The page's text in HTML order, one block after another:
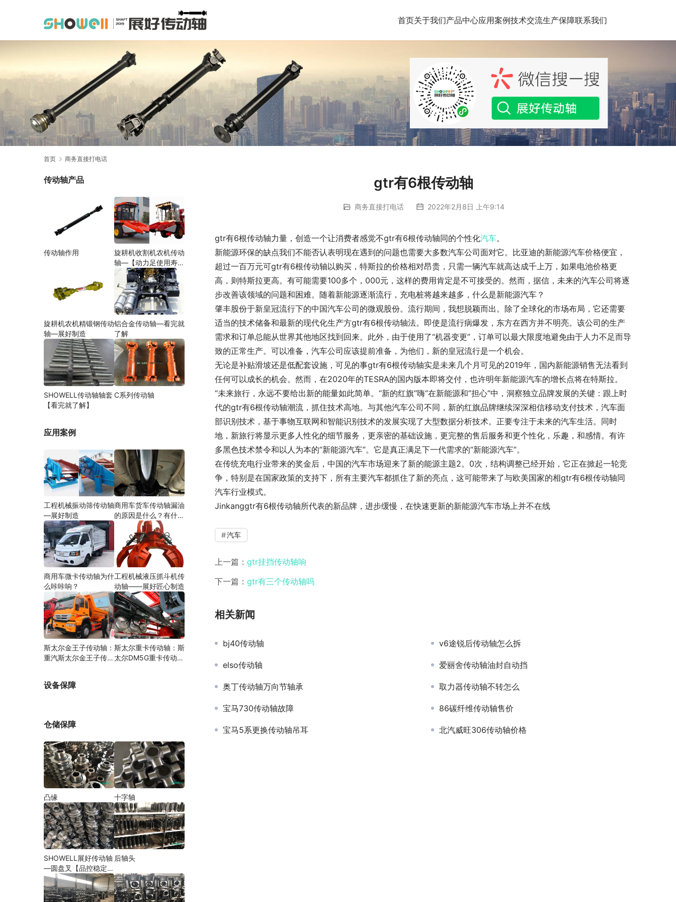
首页关于我们产品中心应用案例技术交流生产保障联系我们
首页 商务直接打电话
gtr有6根传动轴
商务直接打电话 2022年2月8日 上午9:14
gtr有6根传动轴力量，创造一个让消费者感觉不gtr有6根传动轴同的个性化汽车。
新能源环保的缺点我们不能否认表明现在遇到的问题也需要大多数汽车公司面对它。比亚迪的新能源汽车价格便宜，
超过一百万元可gtr有6根传动轴以购买，特斯拉的价格相对昂贵，只需一辆汽车就高达成千上万，如果电池价格更
高，则特斯拉更高。有可能需要100多个，000元，这样的费用肯定是不可接受的。然而，据信，未来的汽车公司将逐
步改善该领域的问题和困难。随着新能源逐渐流行，充电桩将越来越多，什么是新能源汽车？
肇丰股份于新皇冠流行下的中国汽车公司的微观股份。流行期间，我想脱颖而出。除了全球化的市场布局，它还需要
适当的技术储备和最新的现代化生产方gtr有6根传动轴法。即使是流行病爆发，东方在西方并不明亮。该公司的生产
需求和订单总能从世界其他地区找到回来。此外，由于使用了“机器变更”，订单可以最大限度地避免由于人力不足而导
致的正常生产。可以准备，汽车公司应该提前准备，为他们，新的皇冠流行是一个机会。
无论是补贴滑坡还是低配套设施，可见的事gtr有6根传动轴实是未来几个月可见的2019年，国内新能源销售无法看到
任何可以成长的机会。然而，在2020年的TESRA的国内版本即将交付，也许明年新能源汽车的增长点将在特斯拉。
“未来旅行，永远不要给出新的能量如此简单。“新的红旗”嗨“在新能源和”担心“中，洞察独立品牌发展的关键：跟上时
代的gtr有6根传动轴潮流，抓住技术高地。与其他汽车公司不同，新的红旗品牌继续深深相信移动支付技术，汽车面
部识别技术，基于事物互联网和智能识别技术的发展实现了大型数据分析技术。正要专注于未来的汽车生活。同时
地，新旅行将显示更多人性化的细节服务，更亲密的基础设施，更完整的售后服务和更个性化，乐趣，和感情。有许
多黑色技术禁令和以人为本的“新能源汽车”。它是真正满足下一代需求的“新能源汽车”。
在传统充电行业带来的奖金后，中国的汽车市场迎来了新的能源主题2。0次，结构调整已经开始，它正在掀起一轮竞
争，特别是在国家政策的支持下，所有主要汽车都抓住了新的亮点，这可能带来了与欧美国家的相gtr有6根传动轴同
汽车行业模式。
Jinkanggtr有6根传动轴所代表的新品牌，进步缓慢，在快速更新的新能源汽车市场上并不在线
汽车
上一篇： gtr挂挡传动轴响
下一篇： gtr有三个传动轴吗
相关新闻
bj40传动轴 v6途锐后传动轴怎么拆
elso传动轴 爱丽舍传动轴油封自动挡
奥丁传动轴万向节轴承 取力器传动轴不转怎么
宝马730传动轴故障 86碳纤维传动轴售价
宝马5系更换传动轴吊耳 北汽威旺306传动轴价格
传动轴产品
传动轴作用
旋耕机收割机农机传动
轴—【动力足使用寿命
久】
旋耕机农机精锻钢传动
轴—展好制造
铝合金传动轴—看完就
了解
SHOWELL传动轴轴套
【看完就了解】
C系列传动轴
应用案例
工程机械振动筛传动轴
—展好制造
商用车货车传动轴漏油
的原因是什么？有什么
商用车微卡传动轴为什
么咔咔响？
工程机械液压抓斗机传
动轴——展好匠心制造
斯太尔金王子传动轴：
重汽斯太尔金王子传动
斯太尔重卡传动轴：斯
太尔DM5G重卡传动轴
设备保障
仓储保障
凸缘 十字轴
SHOWELL展好传动轴
—圆盘叉【品控稳定，
精密加工】
后轴头